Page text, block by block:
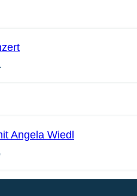
Angela Wiedl